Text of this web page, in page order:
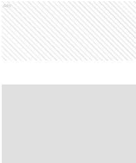
Ads